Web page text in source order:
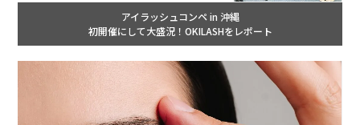
アイラッシュコンペ in 沖縄
初開催にして大盛況！OKILASHをレポート